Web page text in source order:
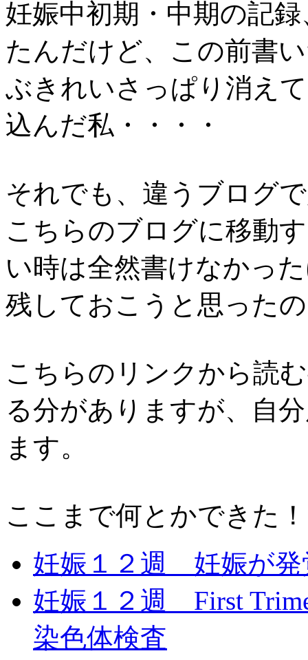
妊娠中初期・中期の記
たんだけど、この前書
ぶきれいさっぱり消え
込んだ私・・・・
それでも、違うブログ
こちらのブログに移動
い時は全然書けなかっ
残しておこうと思った
こちらのリンクから読
る分がありますが、自
ます。
ここまで何とかできた！
妊娠１２週 妊娠が発
妊娠１２週 First
染色体検査